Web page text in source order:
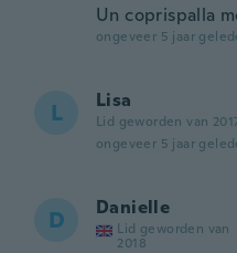
Un coprispalla
ongeveer 5 jaar
L Lisa
Lid geworden van
ongeveer 5 jaar
D Danielle
Lid geworden van
2018